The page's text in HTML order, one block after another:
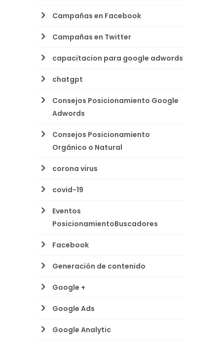
Campañas en Facebook
Campañas en Twitter
capacitacion para google adwords
chatgpt
Consejos Posicionamiento Google
Adwords
Consejos Posicionamiento
Orgánico o Natural
corona virus
covid-19
Eventos
PosicionamientoBuscadores
Facebook
Generación de contenido
Google +
Google Ads
Google Analytic